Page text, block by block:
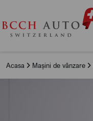
Acasa Mașini de vânzare